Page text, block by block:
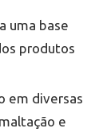
uma base
produtos
em diversas
e